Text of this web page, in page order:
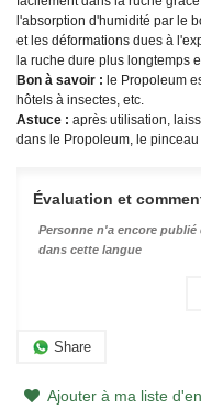
l'absorption d'humidité par le
et les déformations dues à
la ruche dure plus longtemps
Bon à savoir : le Propoleum
hôtels à insectes, etc.
Astuce : après utilisation,
dans le Propoleum, le
Évaluation et
Personne n'a encore publié
dans cette langue
Share
Ajouter à ma liste